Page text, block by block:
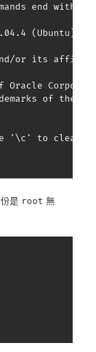
end with
(Ubuntu)
and/or its
Oracle
of their
'\c' to clear
是 root 無